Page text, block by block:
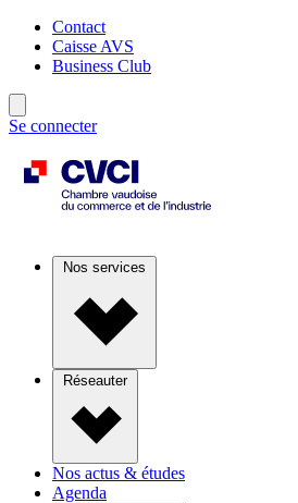
Contact
Caisse AVS
Business Club
Se connecter
Nos services
Réseauter
Nos actus & études
Agenda